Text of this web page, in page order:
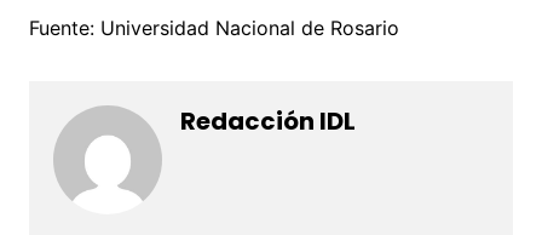
Fuente: Universidad Nacional de Rosario
Redacción IDL